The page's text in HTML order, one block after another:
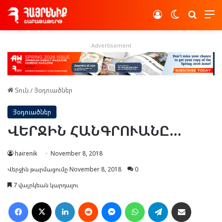
Switch skin
Log In
Advertisement
Տուն /Յօդուածներ
Յօդուածներ
ՎԵՐՋԻՆ ՀԱՆԳՐՈՒԱՆԸ…
hairenik
November 8, 2018
Վերջին թարմացումը November 8, 2018
0
7 վայրկեան կարդալու
Facebook LinkedIn Reddit MessengerWhatsAppTelegram